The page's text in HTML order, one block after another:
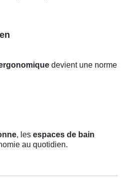
devient une norme
, les espaces de bain
au quotidien.